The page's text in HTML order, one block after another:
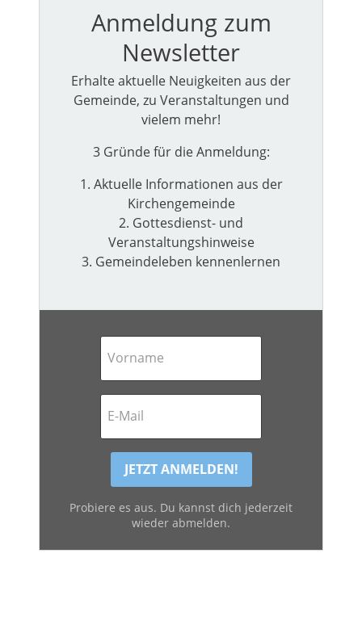
Anmeldung zum
Newsletter
Erhalte aktuelle Neuigkeiten aus der
Gemeinde, zu Veranstaltungen und
vielem mehr!
3 Gründe für die Anmeldung:
1. Aktuelle Informationen aus der
Kirchengemeinde
2. Gottesdienst- und
Veranstaltungshinweise
3. Gemeindeleben kennenlernen
Probiere es aus. Du kannst dich jederzeit
wieder abmelden.